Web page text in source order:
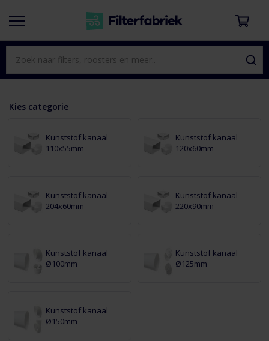
Kies categorie
Kunststof kanaal
110x55mm
Kunststof kanaal
120x60mm
Kunststof kanaal
204x60mm
Kunststof kanaal
220x90mm
Kunststof kanaal
Ø100mm
Kunststof kanaal
Ø125mm
Kunststof kanaal
Ø150mm